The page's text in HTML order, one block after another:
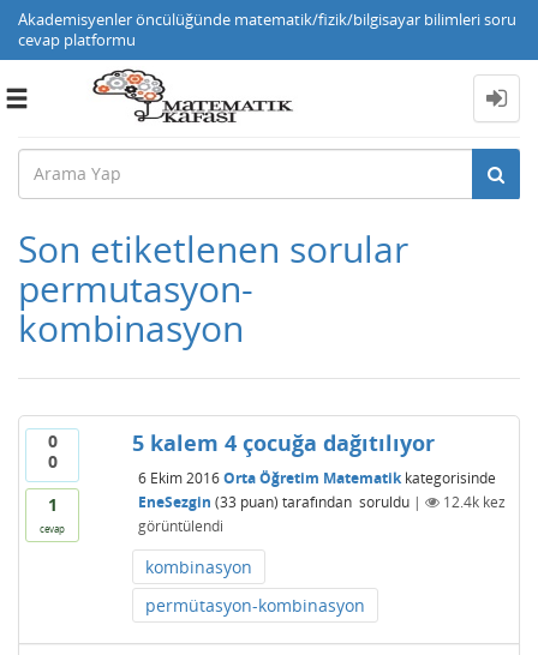
Akademisyenler öncülüğünde matematik/fizik/bilgisayar bilimleri soru
cevap platformu
Toggle
Son etiketlenen sorular
permutasyon-
kombinasyon
0
0
1
cevap
5 kalem 4 çocuğa dağıtılıyor
6 Ekim 2016 Orta Öğretim Matematikkategorisinde
EneSezgin (33 puan) tarafından soruldu | 12.4kkez
görüntülendi
kombinasyon
permütasyon-kombinasyon